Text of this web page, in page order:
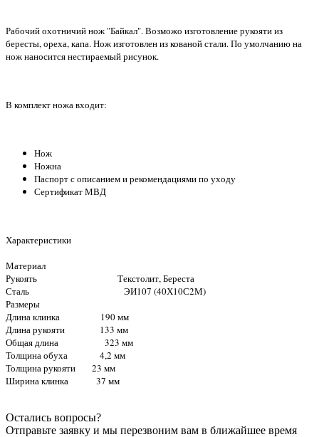
Рабочий охотничий нож "Байкал". Возможо изготовление рукояти из
бересты, ореха, капа. Нож изготовлен из кованой стали. По умолчанию на
нож наносится нестираемый рисунок.
В комплект ножа входит:
Нож
Ножна
Паспорт с описанием и рекомендациями по уходу
Сертификат МВД
Характеристики
Материал
Рукоять Текстолит, Береста
Сталь ЭИ107 (40Х10С2М)
Размеры
Длина клинка 190 мм
Длина рукояти 133 мм
Общая длина 323 мм
Толщина обуха 4,2 мм
Толщина рукояти 23 мм
Ширина клинка 37 мм
Остались вопросы?
Отправьте заявку и мы перезвоним вам в ближайшее время